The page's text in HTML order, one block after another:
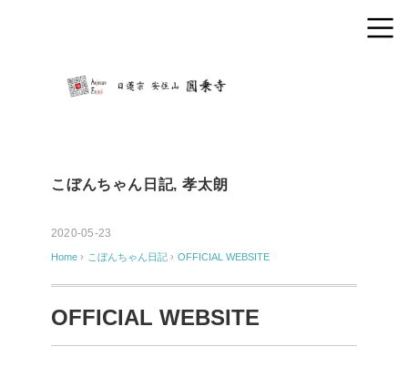
こぼんちゃん日記,孝太朗
2020-05-23
Home › こぼんちゃん日記 › OFFICIAL WEBSITE
OFFICIAL WEBSITE